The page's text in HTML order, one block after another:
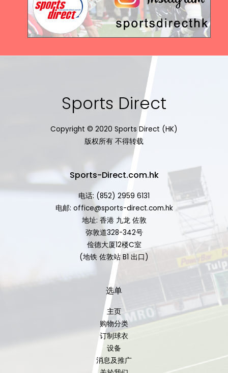
Sports Direct
Copyright © 2020 Sports Direct (HK)
版权所有 不得转载
Sports-Direct.com.hk
电话: (852) 2959 6131
电邮: office@sports-direct.com.hk
地址: 香港 九龙 佐敦
弥敦道328-342号
俭德大厦12楼C室
(地铁 佐敦站 B1 出口)
选单
主页
购物分类
订制球衣
设备
消息及推广